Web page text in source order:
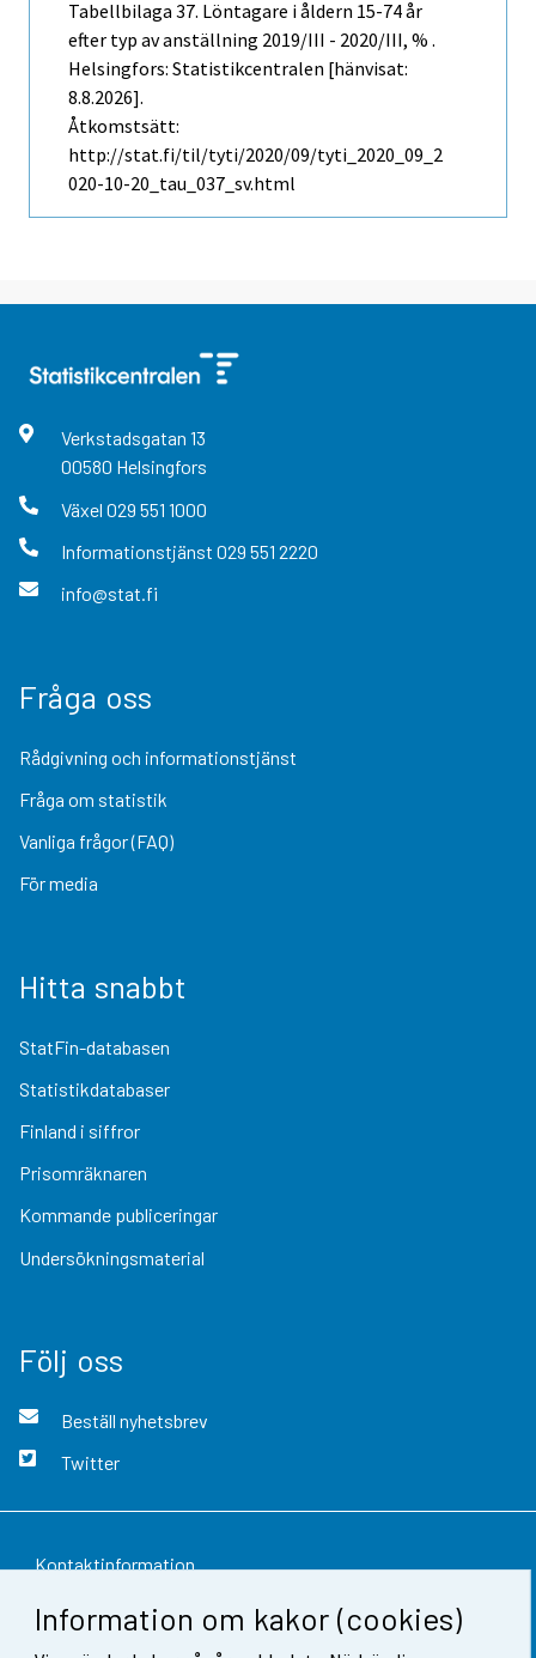
Information om kakor (cookies)
Tabellbilaga 37. Löntagare i åldern 15-74 år
efter typ av anställning 2019/III - 2020/III, % .
Helsingfors: Statistikcentralen [hänvisat:
8.8.2026].
Åtkomstsätt:
http://stat.fi/til/tyti/2020/09/tyti_2020_09_2
020-10-20_tau_037_sv.html
Verkstadsgatan 13
00580 Helsingfors
Växel 029 551 1000
Informationstjänst 029 551 2220
info@stat.fi
Fråga oss
Rådgivning och informationstjänst
Fråga om statistik
Vanliga frågor (FAQ)
För media
Hitta snabbt
StatFin-databasen
Statistikdatabaser
Finland i siffror
Prisomräknaren
Kommande publiceringar
Undersökningsmaterial
Följ oss
Beställ nyhetsbrev
Twitter
Kontaktinformation
Respons